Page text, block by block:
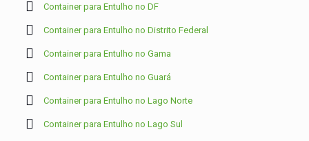
Container para Entulho no DF
Container para Entulho no Distrito Federal
Container para Entulho no Gama
Container para Entulho no Guará
Container para Entulho no Lago Norte
Container para Entulho no Lago Sul